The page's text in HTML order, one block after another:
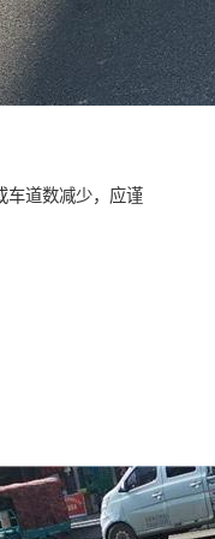
车道数减少，应谨